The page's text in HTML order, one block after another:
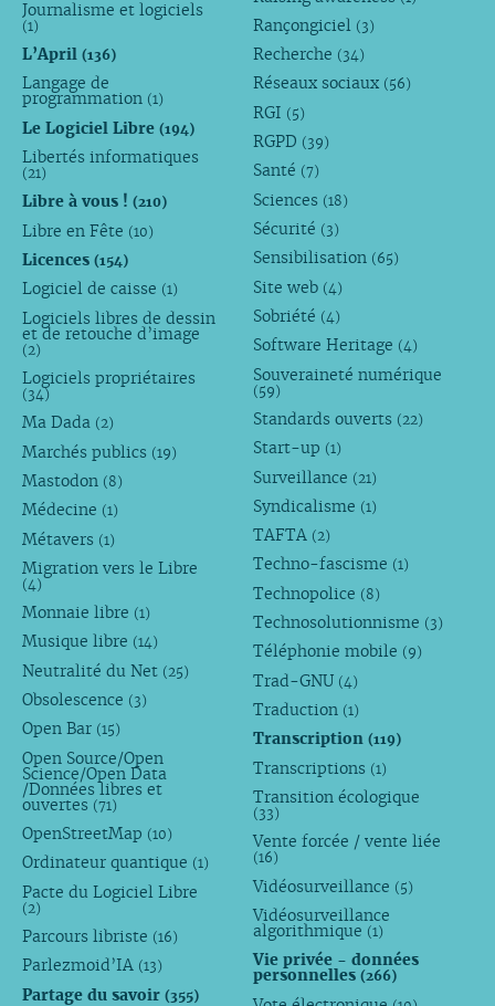
Journalisme et logiciels
(1)
L’April (136)
Langage de
programmation (1)
Le Logiciel Libre (194)
Libertés informatiques
(21)
Libre à vous ! (210)
Libre en Fête (10)
Licences (154)
Logiciel de caisse (1)
Logiciels libres de dessin
et de retouche d’image
(2)
Logiciels propriétaires
(34)
Ma Dada (2)
Marchés publics (19)
Mastodon (8)
Médecine (1)
Métavers (1)
Migration vers le Libre
(4)
Monnaie libre (1)
Musique libre (14)
Neutralité du Net (25)
Obsolescence (3)
Open Bar (15)
Open Source/Open
Science/Open Data
/Données libres et
ouvertes (71)
OpenStreetMap (10)
Ordinateur quantique (1)
Pacte du Logiciel Libre
(2)
Parcours libriste (16)
Parlezmoid’IA (13)
Partage du savoir (355)
Rançongiciel (3)
Recherche (34)
Réseaux sociaux (56)
RGI (5)
RGPD (39)
Santé (7)
Sciences (18)
Sécurité (3)
Sensibilisation (65)
Site web (4)
Sobriété (4)
Software Heritage (4)
Souveraineté numérique
(59)
Standards ouverts (22)
Start-up (1)
Surveillance (21)
Syndicalisme (1)
TAFTA (2)
Techno-fascisme (1)
Technopolice (8)
Technosolutionnisme (3)
Téléphonie mobile (9)
Trad-GNU (4)
Traduction (1)
Transcription(119)
Transcriptions (1)
Transition écologique
(33)
Vente forcée / vente liée
(16)
Vidéosurveillance (5)
Vidéosurveillance
algorithmique (1)
Vie privée - données
personnelles(266)